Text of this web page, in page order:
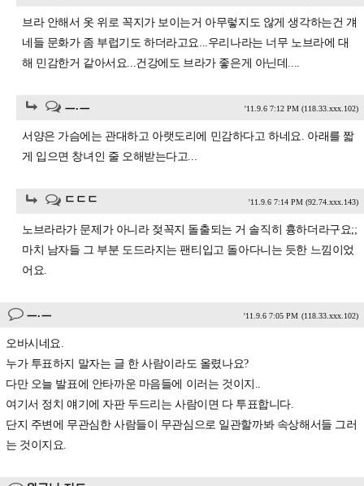
브라 안해서 옷 위로 꼭지가 보이는거 아무렇지도 않게 생각하는건 걔
네들 문화가 좀 부럽기도 하더라고요...우리나라는 너무 노브라에 대
해 민감한거 같아서요...건강에도 브라가 좋은게 아닌데....
ㅡ.ㅡ '11.9.6 7:12 PM (118.33.xxx.102)
서양은 가슴에는 관대하고 아랫도리에 민감하다고 하네요. 아래를 짧
게 입으면 창녀인 줄 오해받는다고...
ㄷㄷㄷ '11.9.6 7:14 PM (92.74.xxx.143)
노브라라가 문제가 아니라 젖꼭지 돌출되는 거 솔직히 흉하더라구요;;
마치 남자들 그 부분 도드라지는 팬티입고 돌아다니는 듯한 느낌이었
어요.
ㅡ.ㅡ '11.9.6 7:05 PM (118.33.xxx.102)
오바시네요.
누가 투표하지 말자는 글 한 사람이라도 올렸나요?
다만 오늘 발표에 안타까운 마음들에 이러는 것이지..
여기서 정치 얘기에 자판 두드리는 사람이면 다 투표합니다.
단지 주변에 무관심한 사람들이 무관심으로 일관할까봐 속상해서들 그러
는 것이지요.